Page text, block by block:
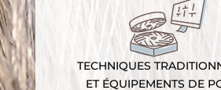
TECHNIQUES
ET ÉQUIPEMENTS DE